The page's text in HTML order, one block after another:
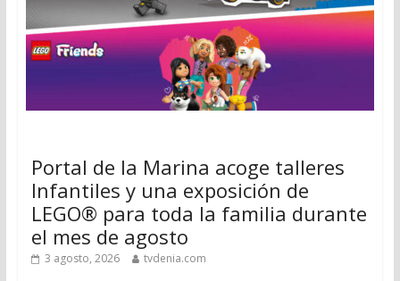
Portal de la Marina acoge talleres
Infantiles y una exposición de
LEGO® para toda la familia durante
el mes de agosto
3 agosto, 2026 tvdenia.com